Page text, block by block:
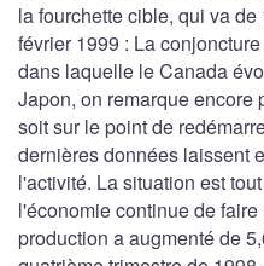
la fourchette cible, qui va
février 1999 : La
dans laquelle le Canada
Japon, on remarque
soit sur le point de
dernières données laissent
l'activité. La situation est
l'économie continue de
production a augmenté de